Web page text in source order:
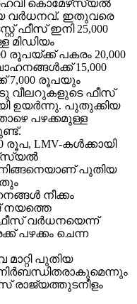
ഹെവി കൊമേഴ്‌സ്യല്‍
വര്‍ധനവ്. ഇതുവരെ
ഫീസ് ഇനി 25,000
പകരം 20,000
15,000
രൂപയും
ടു വീലറുകളുടെ ഫീസ്
ഉയര്‍ന്നു. പുതുക്കിയ
പഴക്കമുള്ള
രൂപ, LMV-കള്‍ക്കായി
പുതിയ
നീക്കം
നയത്തെ
വര്‍ധനയെന്ന്
പഴക്കം ചെന്ന
പുതിയ
രാജ്യത്തുടനീളം